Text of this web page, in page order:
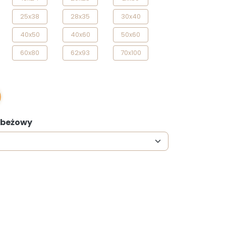
25x38 28x35
30x40
40x50 40x60
50x60
60x80 62x93 70x100